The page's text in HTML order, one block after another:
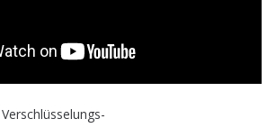
Verschlüsselungs-